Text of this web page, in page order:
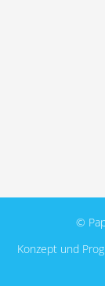
©
Konzept und